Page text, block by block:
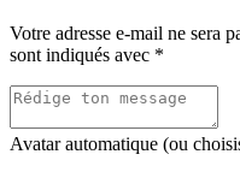
Votre adresse e-mail ne sera
sont indiqués avec *
Avatar automatique (ou